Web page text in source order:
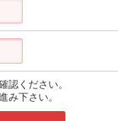
認ください。
み下さい。